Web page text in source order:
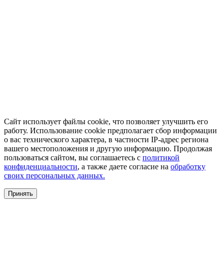
Сайт использует файлы cookie, что позволяет улучшить его
работу. Использование cookie предполагает сбор информации
о вас технического характера, в частности IP-адрес региона
вашего местоположения и другую информацию. Продолжая
пользоваться сайтом, вы соглашаетесь с политикой
конфиденциальности, а также даете согласие на обработку
своих персональных данных.
Принять